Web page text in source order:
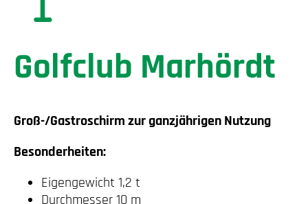
Golfclub Marhördt
Groß-/Gastroschirm zur ganzjährigen Nutzung
Besonderheiten:
Eigengewicht 1,2 t
Durchmesser 10 m